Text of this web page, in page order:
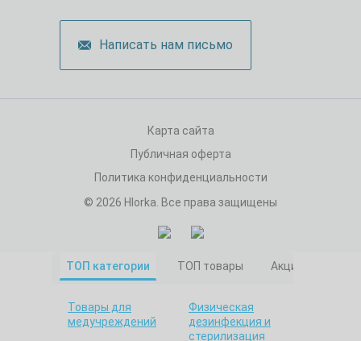
Написать нам письмо
Карта сайта
Публичная оферта
Политика конфиденциальности
© 2026 Hlorka. Все права защищены
ТОП категории ТОП товары Акционные
Товары для
медучреждений
Физическая
дезинфекция и
стерилизация